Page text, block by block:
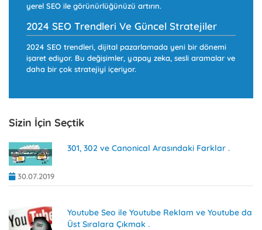
yerel SEO ile görünürlüğünüzü artırın.
2024 SEO Trendleri Ve Güncel Stratejiler
2024 SEO trendleri, dijital pazarlamada yeni bir dönemi
işaret ediyor. Bu değişimler, yapay zeka, sesli aramalar ve
daha bir çok stratejiyi içeriyor.
Sizin İçin Seçtik
30.07.2019
301, 302 ve Canonical Arasındaki Farklar .
Youtube Seo ile Youtube Reklam ve Youtube da
Üst Sıralara Çıkmak .